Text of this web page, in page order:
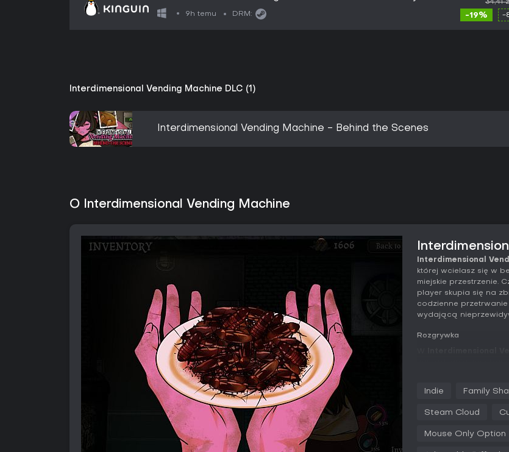
9h temu DRM:
34,41
-19% -
Interdimensional Vending Machine DLC (1)
Interdimensional Vending Machine - Behind the Scenes
O Interdimensional Vending Machine
Interdimensional
której wcielasz się w
miejskie przestrzenie.
player skupia się na
codzienne
wydającą
Rozgrywka
słabo oświetlonych
monety to twoja
podtrzymać przy
Indie Family
Steam Cloud
Mouse Only Option